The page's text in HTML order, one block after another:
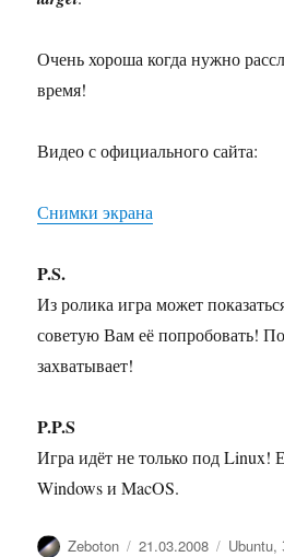
Очень хороша когда нужно
время!
Видео с официального сайта:
Снимки экрана
P.S.
Из ролика игра может
советую Вам её попробовать!
захватывает!
P.P.S
Игра идёт не только под Linux!
Windows и MacOS.
Автор
Zeboton Опубликовано
21.03.2008 Рубрики
Ubuntu,